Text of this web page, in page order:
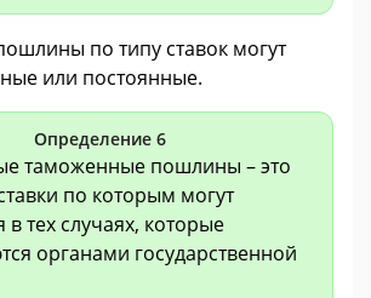
по типу ставок могут
или постоянные.
Определение 6
таможенные пошлины – это
по которым могут
в тех случаях, которые
органами государственной